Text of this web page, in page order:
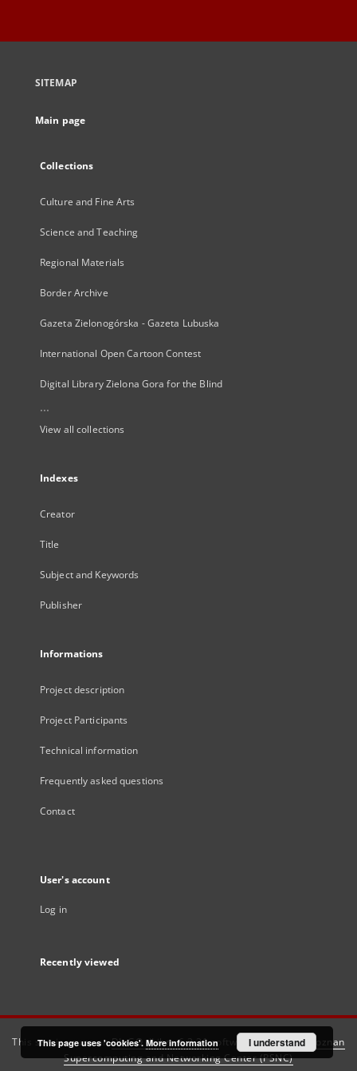
SITEMAP
Main page
Collections
Culture and Fine Arts
Science and Teaching
Regional Materials
Border Archive
Gazeta Zielonogórska - Gazeta Lubuska
International Open Cartoon Contest
Digital Library Zielona Gora for the Blind
...
View all collections
Indexes
Creator
Title
Subject and Keywords
Publisher
Informations
Project description
Project Participants
Technical information
Frequently asked questions
Contact
User's account
Log in
Recently viewed
This service runs onDInGO dLibra 6.3.21software created by
Poznan
Supercomputing and Networking Center (PSNC)
This page uses 'cookies'. More information I understand